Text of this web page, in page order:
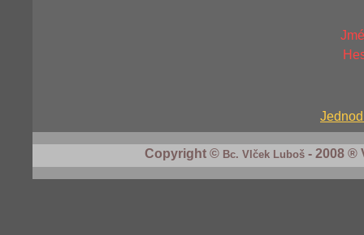
Copyright © Bc. Vlček Luboš - 2008 ®